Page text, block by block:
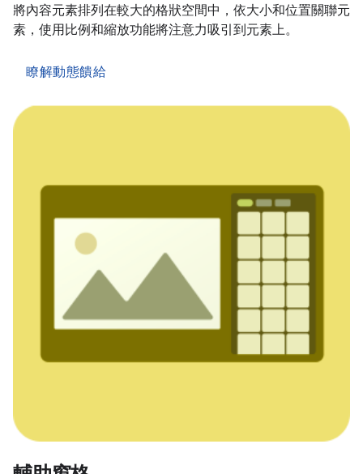
將內容元素排列在較大的格狀空間中，依大小和位置關聯元
素，使用比例和縮放功能將注意力吸引到元素上。
瞭解動態饋給